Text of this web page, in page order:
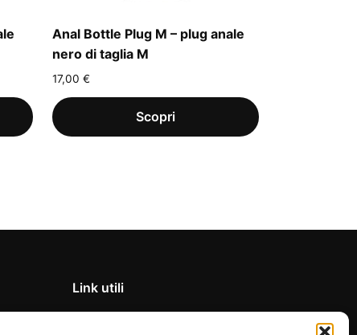
Anal Bottle Plug M – plug anale
nero di taglia M
17,00 €
Link utili